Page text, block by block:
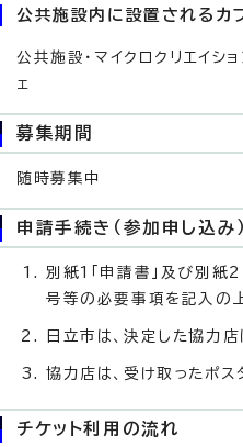
公共施設内に設置されるカ
公共施設・マイクロクリエイシ
ェ
募集期間
随時募集中
申請手続き（参加申し込み）
別紙1「申請書」及び別紙
号等の必要事項を記入の
日立市は、決定した協力店
協力店は、受け取ったポス
チケット利用の流れ